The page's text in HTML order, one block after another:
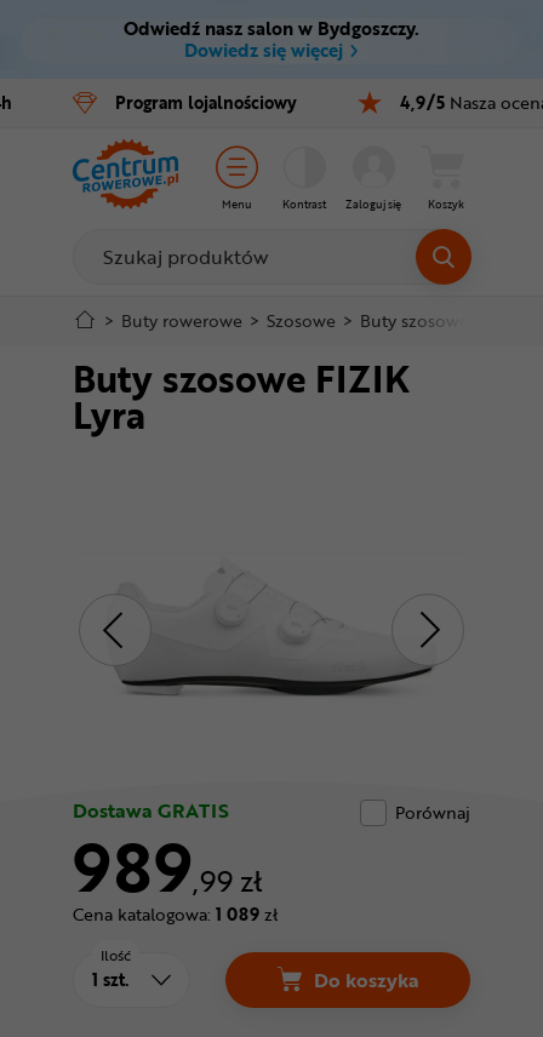
Ctrl M
Menu główne
Informacje o produkcie
Do koszyka
Szczegółowe informacje
Stopka
Odwiedź nasz salon w Bydgoszczy.
Dowiedz się więcej
Program lojalnościowy 4,9/5 Nasza
Menu Kontrast Zaloguj się Koszyk
Rowery
E-bike
Części
Akcesoria
Odzież
Kaski
Buty
Nowości
Superoferta
> Buty rowerowe > Szosowe > Buty szosowe FIZIK
Buty szosowe FIZIK
Lyra
Dostawa GRATIS Porównaj
989,99 zł
Cena katalogowa: 1 089zł
Ilość
Do koszyka